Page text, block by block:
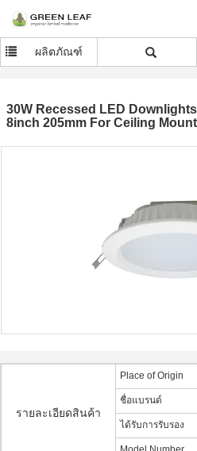
ผลิตภัณฑ์
30W Recessed LED
8inch 205mm For Ceiling
รายละเอียดสินค้า
Place of Origin
ชื่อแบรนด์
ได้รับการรับรอง